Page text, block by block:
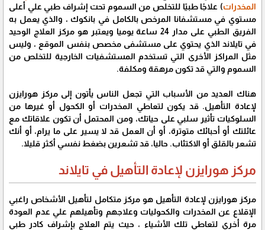
المخدرات) علاجًا طبيًا للتخلص من السموم تحت إشراف طبي علي أعلى
مستوي في مستشفانا المرخص بالكامل في بانكوك ، والذي يعمل به
الفريق الطبي على مدار 24 ساعة يوميا ويعتبر هو مركز العلاج الوحيد
في تايلاند الذي يحتوي على مستشفى مخصص بنفس الموقع ، وليس
مثل المراكز الأخرى التي تستخدم المستشفيات الخارجية للتخلص من
السموم والتي قد تكون مرهقة ومكلفة.
هناك العديد من الأسباب التي تجعل الناس يأتون إلى مركز هورايزن
لإعادة التأهيل. قد يكون لتعاطي المخدرات أو الكحول أو غيرها من
السلوكيات تأثير سلبي على حياتك، ومن المحتمل أن تكون علاقاتك مع
عائلتك أو أحبائك متوترة، أو أن العمل قد لا يسير على ما يرام، أو أنك
تشعر بالقلق أو الاكتئاب. حاليا، قد تشعرين بضغط نفسي أكثر قليلا.
مركز هورايزن لإعادة التأهيل في تايلاند
مركز هورايزن لإعادة التأهيل هو مركز متكامل لتأهيل الأشخاص راغبي
الإقلاع عن المخدرات والكحوليات وعلاجهم وتأهيلهم علي عدم العودة
مرة أخري لتعاطي تلك الأشياء ، حيث يتم العلاج بإشراف كادر طبي